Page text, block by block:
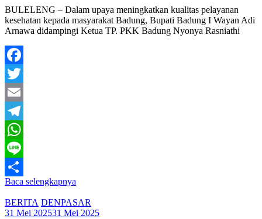
BULELENG – Dalam upaya meningkatkan kualitas pelayanan
kesehatan kepada masyarakat Badung, Bupati Badung I Wayan Adi
Arnawa didampingi Ketua TP. PKK Badung Nyonya Rasniathi
Facebook
Twitter
Email
Telegram
WhatsApp
Line
Share
Baca selengkapnya
BERITA DENPASAR
31 Mei 202531 Mei 2025